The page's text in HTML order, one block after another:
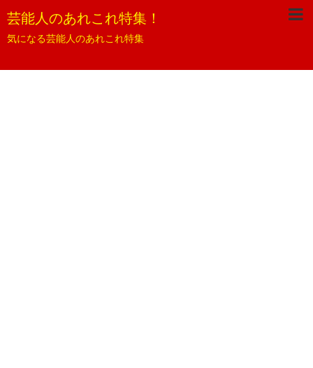
芸能人のあれこれ特集！
気になる芸能人のあれこれ特集